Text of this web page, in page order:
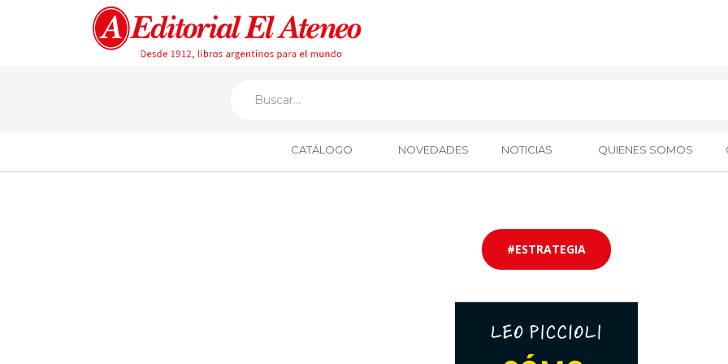
CATÁLOGO NOVEDADES NOTICIAS QUIENES SOMOS
#ESTRATEGIA